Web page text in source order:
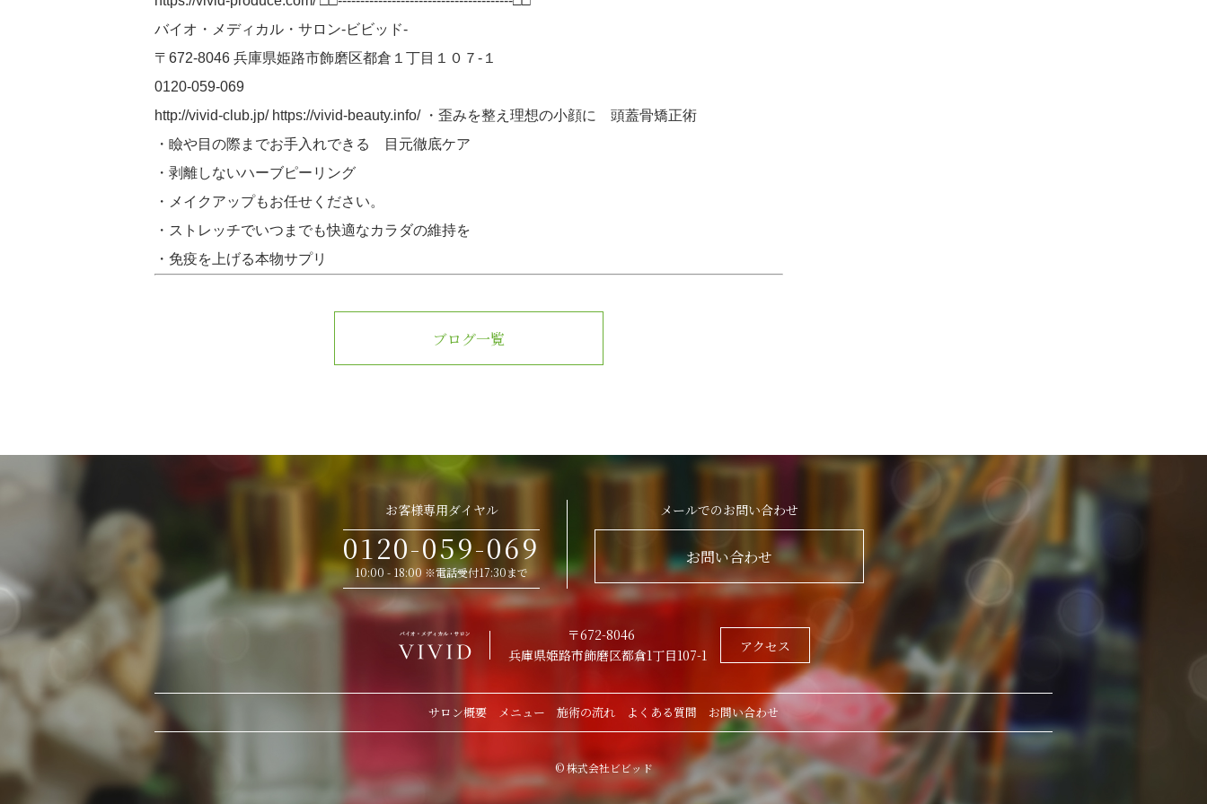
バイオ・メディカル・サロン-ビビッド-
〒672-8046 兵庫県姫路市飾磨区都倉１丁目１０７-１
0120-059-069
http://vivid-club.jp/ https://vivid-beauty.info/ ・歪みを整え理想の小顔に 頭蓋骨矯正術
・瞼や目の際までお手入れできる 目元徹底ケア
・剥離しないハーブピーリング
・メイクアップもお任せください。
・ストレッチでいつまでも快適なカラダの維持を
・免疫を上げる本物サプリ
ブログ一覧
お客様専用ダイヤル
0120-059-069
10:00 - 18:00 ※電話受付17:30まで
メールでのお問い合わせ
お問い合わせ
〒672-8046
兵庫県姫路市飾磨区都倉1丁目107-1
アクセス
サロン概要 メニュー 施術の流れ よくある質問 お問い合わせ
© 株式会社ビビッド